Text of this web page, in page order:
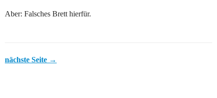
Aber: Falsches Brett hierfür.
nächste Seite →